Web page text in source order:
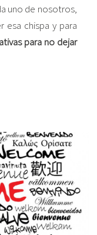
uno de nosotros,
esa chispa y para
para no dejar